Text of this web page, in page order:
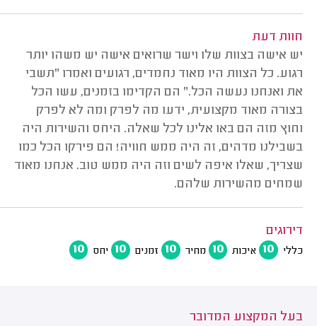
חוות דעת
יש אישה בצוות שלו וישר שרואים אישה יש משהו יותר
רגוע. כל הצוות היו מאוד נחמדים, רגועים ואמרו "תשבי
את ואנחנו נעשה הכל." הם הקדימו בזמנים, עשו הכל
בצורה מאוד מקצועית, ידעו מה לפרק ומה לא לפרק
וחוץ מזה הם באו אלינו לכל שאלה. היחס והשירות היה
בשבילנו מדהים, זה היה ממש חוויה! הם פירקו הכל כמו
שצריך, שאלו איפה לשים וזה היה ממש טוב. אנחנו מאוד
שמחים מהשירות שלהם.
דירוגים
כללי 10 איכות 10 מחיר 10 זמנים 10 יחס 10
בעל המקצוע המדובר